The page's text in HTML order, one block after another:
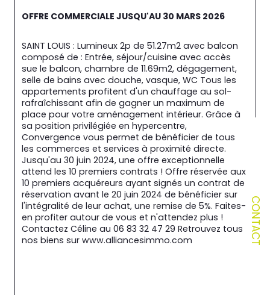
CONTACT
OFFRE COMMERCIALE JUSQU'AU 30 MARS 2026
SAINT LOUIS : Lumineux 2p de 51.27m2 avec balcon
composé de : Entrée, séjour/cuisine avec accès
sue le balcon, chambre de 11.69m2, dégagement,
selle de bains avec douche, vasque, WC Tous les
appartements profitent d'un chauffage au sol-
rafraîchissant afin de gagner un maximum de
place pour votre aménagement intérieur. Grâce à
sa position privilégiée en hypercentre,
Convergence vous permet de bénéficier de tous
les commerces et services à proximité directe.
Jusqu'au 30 juin 2024, une offre exceptionnelle
attend les 10 premiers contrats ! Offre réservée aux
10 premiers acquéreurs ayant signés un contrat de
réservation avant le 20 juin 2024 de bénéficier sur
l'intégralité de leur achat, une remise de 5%. Faites-
en profiter autour de vous et n'attendez plus !
Contactez Céline au 06 83 32 47 29 Retrouvez tous
nos biens sur www.alliancesimmo.com